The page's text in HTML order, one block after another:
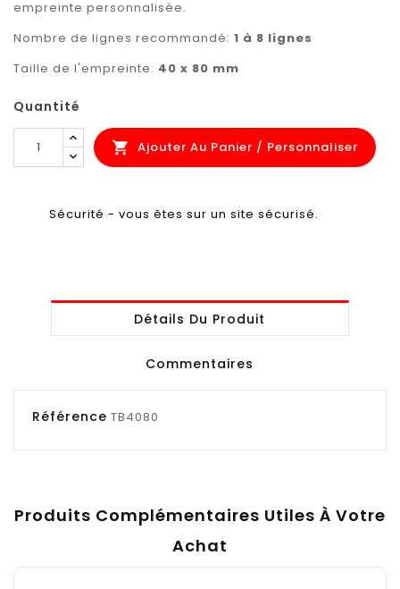
empreinte personnalisée.
Nombre de lignes recommandé: 1 à 8 lignes
Taille de l'empreinte: 40 x 80 mm
Quantité
 Ajouter Au Panier / Personnaliser
Sécurité - vous êtes sur un site sécurisé.
Détails Du Produit
Commentaires
Référence TB4080
Produits Complémentaires Utiles À Votre
Achat